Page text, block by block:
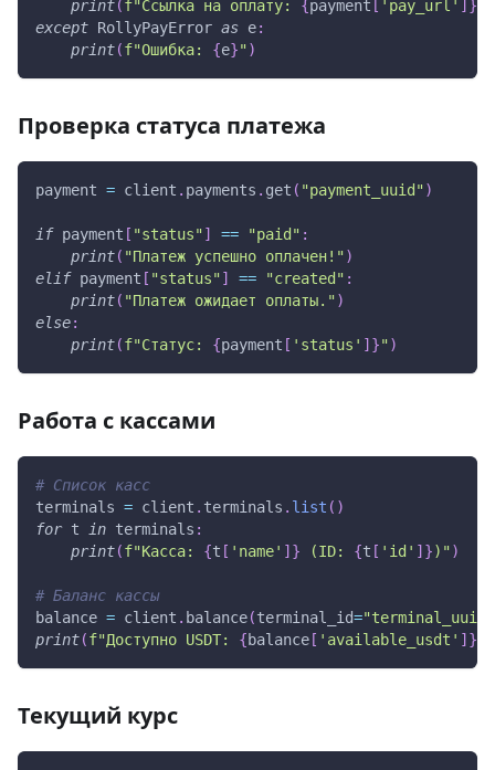
print(f"Ссылка на оплату: {payment 'pay_url' }
except RollyPayError as e:
print(f"Ошибка: {e}" )
Проверка статуса платежа
payment = client . payments . get ( "payment_uuid" )
if payment [ "status" ] == "paid" :
print( "Платеж успешно оплачен!" )
elif payment [ "status" ] == "created" :
print( "Платеж ожидает оплаты." )
else:
print(f"Статус: {payment [ 'status' ] }" )
Работа с кассами
# Список касс
terminals = client . terminals . list ( )
for t in terminals :
print(f"Касса: {t [ 'name' ] } (ID: {t [ 'id' ] })" )
# Баланс кассы
balance = client . balance(terminal_id="terminal_uuid"
print(f"Доступно USDT: {balance [ 'available_usdt' ] }
Текущий курс